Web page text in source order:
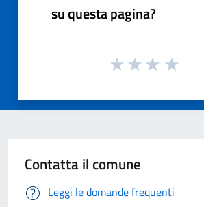
su questa pagina?
Contatta il comune
Leggi le domande frequenti